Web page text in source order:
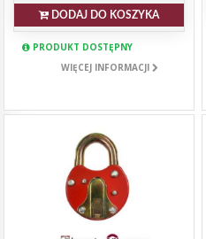
DODAJ DO KOSZYKA
PRODUKT DOSTĘPNY
WIĘCEJ INFORMACJI